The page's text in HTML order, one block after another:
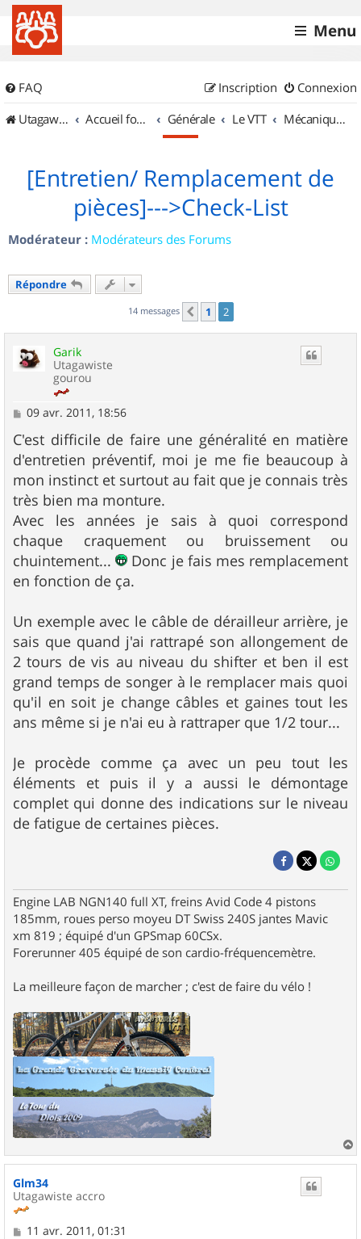
Menu
FAQ Connexion
Inscription
UtagawaVTT (Randos VTT et VTTAE avec traces GPS)
Accueil forum Générale Le VTT Mécanique et Entretiens
[Entretien/ Remplacement de
pièces]--->Check-List
Modérateur : Modérateurs des Forums
Répondre
14 messages Précédent
1 2
Garik
Utagawiste
gourou
M
s
s
a
g
e
09 avr. 2011, 18:56
C'est difficile de faire une généralité en matière
d'entretien préventif, moi je me fie beaucoup à
mon instinct et surtout au fait que je connais très
très bien ma monture.
Avec les années je sais à quoi correspond
chaque craquement ou bruissement ou
chuintement...
Donc je fais mes remplacement
en fonction de ça.
Un exemple avec le câble de dérailleur arrière, je
sais que quand j'ai rattrapé son allongement de
2 tours de vis au niveau du shifter et ben il est
grand temps de songer à le remplacer mais quoi
qu'il en soit je change câbles et gaines tout les
ans même si je n'ai eu à rattraper que 1/2 tour...
Je procède comme ça avec un peu tout les
éléments et puis il y a aussi le démontage
complet qui donne des indications sur le niveau
de fatigue de certaines pièces.
Engine LAB NGN140 full XT, freins Avid Code 4 pistons
185mm, roues perso moyeu DT Swiss 240S jantes Mavic
xm 819 ; équipé d'un GPSmap 60CSx.
Forerunner 405 équipé de son cardio-fréquencemètre.
La meilleure façon de marcher ; c'est de faire du vélo !
a
u
Glm34
Utagawiste accro
M11 avr. 2011, 01:31